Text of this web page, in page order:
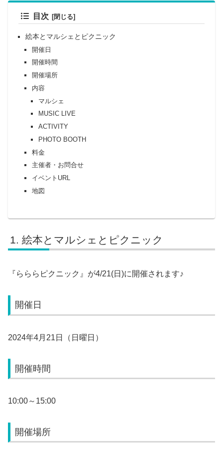
目次
絵本とマルシェとピクニック
開催日
開催時間
開催場所
内容
マルシェ
MUSIC LIVE
ACTIVITY
PHOTO BOOTH
料金
主催者・お問合せ
イベントURL
地図
絵本とマルシェとピクニック
『らららピクニック』が4/21(日)に開催されます♪
開催日
2024年4月21日（日曜日）
開催時間
10:00～15:00
開催場所